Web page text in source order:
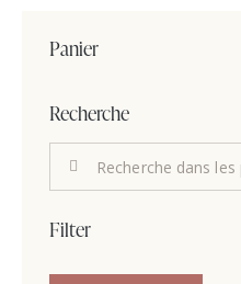
Panier
Recherche
Filter